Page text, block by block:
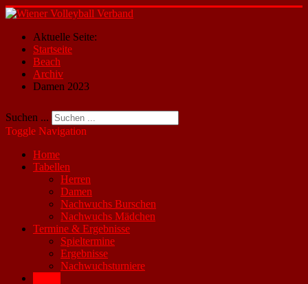
Aktuelle Seite:
Startseite
Beach
Archiv
Damen 2023
Suchen ...
Toggle Navigation
Home
Tabellen
Herren
Damen
Nachwuchs Burschen
Nachwuchs Mädchen
Termine & Ergebnisse
Spieltermine
Ergebnisse
Nachwuchsturniere